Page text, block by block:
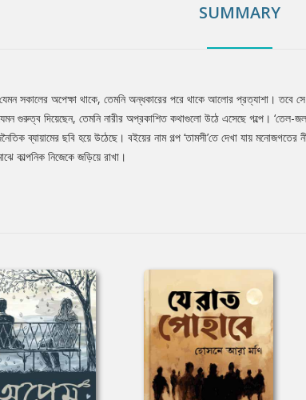
SUMMARY
সকালের অপেক্ষা থাকে, তেমনি অন্ধকারের পরে থাকে আলোর প্রত্যাশা। তবে
গুরুত্ব দিয়েছেন, তেমনি নারীর অপ্রকাশিত কথাগুলো উঠে এসেছে গল্পে। ‘তেল-
ব্যায়ামের ছবি হয়ে উঠেছে। বইয়ের নাম গল্প ‘তামসী’তে দেখা যায়
কাল্পনিক নিজেকে জড়িয়ে রাখা।